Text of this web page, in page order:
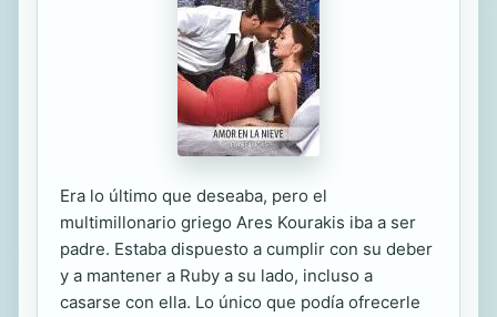
Era lo último que deseaba, pero el
multimillonario griego Ares Kourakis iba a ser
padre. Estaba dispuesto a cumplir con su deber
y a mantener a Ruby a su lado, incluso a
casarse con ella. Lo único que podía ofrecerle